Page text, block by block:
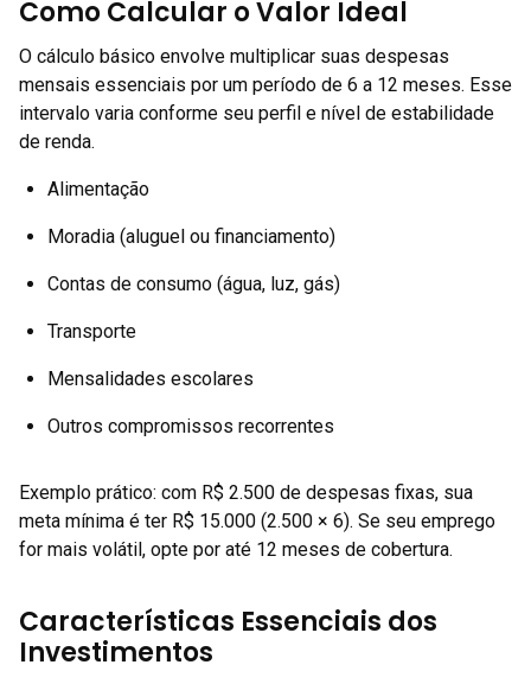
Como Calcular o Valor Ideal
O cálculo básico envolve multiplicar suas despesas
mensais essenciais por um período de 6 a 12 meses. Esse
intervalo varia conforme seu perfil e nível de estabilidade
de renda.
Alimentação
Moradia (aluguel ou financiamento)
Contas de consumo (água, luz, gás)
Transporte
Mensalidades escolares
Outros compromissos recorrentes
Exemplo prático: com R$ 2.500 de despesas fixas, sua
meta mínima é ter R$ 15.000 (2.500 × 6). Se seu emprego
for mais volátil, opte por até 12 meses de cobertura.
Características Essenciais dos
Investimentos